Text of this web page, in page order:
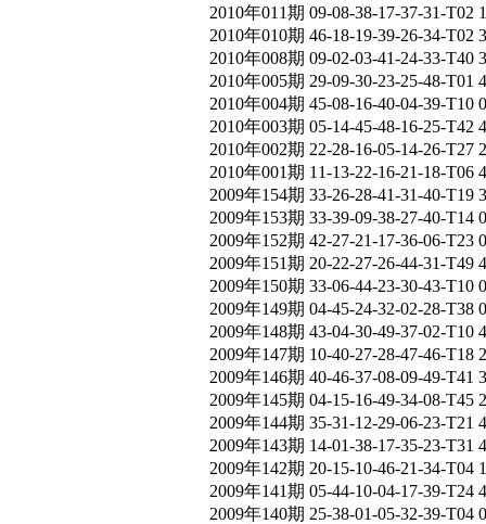
2010年011期 09-08-38-17-37-31-T02
2010年010期 46-18-19-39-26-34-T02
2010年008期 09-02-03-41-24-33-T40
2010年005期 29-09-30-23-25-48-T01
2010年004期 45-08-16-40-04-39-T10
2010年003期 05-14-45-48-16-25-T42
2010年002期 22-28-16-05-14-26-T27
2010年001期 11-13-22-16-21-18-T06
2009年154期 33-26-28-41-31-40-T19
2009年153期 33-39-09-38-27-40-T14
2009年152期 42-27-21-17-36-06-T23
2009年151期 20-22-27-26-44-31-T49
2009年150期 33-06-44-23-30-43-T10
2009年149期 04-45-24-32-02-28-T38
2009年148期 43-04-30-49-37-02-T10
2009年147期 10-40-27-28-47-46-T18
2009年146期 40-46-37-08-09-49-T41
2009年145期 04-15-16-49-34-08-T45
2009年144期 35-31-12-29-06-23-T21
2009年143期 14-01-38-17-35-23-T31
2009年142期 20-15-10-46-21-34-T04
2009年141期 05-44-10-04-17-39-T24
2009年140期 25-38-01-05-32-39-T04